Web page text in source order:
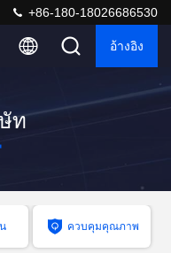
+86-180-18026686530
อ้างอิง
ท
ควบคุมคุณภาพ